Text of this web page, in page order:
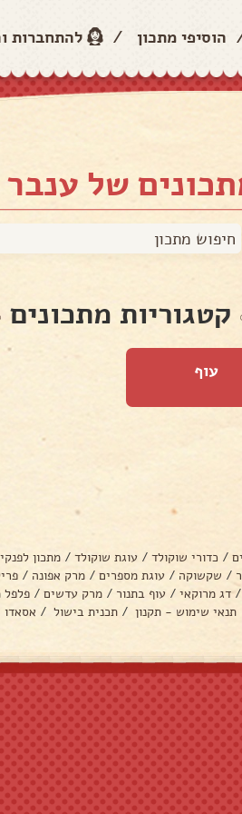
הוסיפי מתכון / להתחברות
של ענבר
קטגוריות מתכונים
עוף
/ כדורי שוקולד / עוגת שוקולד / מתכון
/ שקשוקה / עוגת מספרים / מרק אפונה /
/ דג מרוקאי / עוף בתנור / מרק עדשים / פלפל
תנאי שימוש - תקנון / תכנית בישול / אסאדו